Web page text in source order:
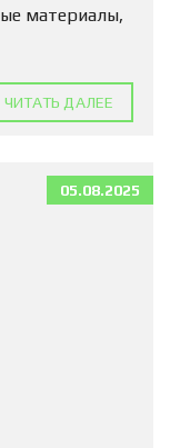
материалы,
ЧИТАТЬ ДАЛЕЕ
05.08.2025